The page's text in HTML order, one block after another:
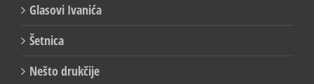
Glasovi Ivanića
Šetnica
Nešto drukčije